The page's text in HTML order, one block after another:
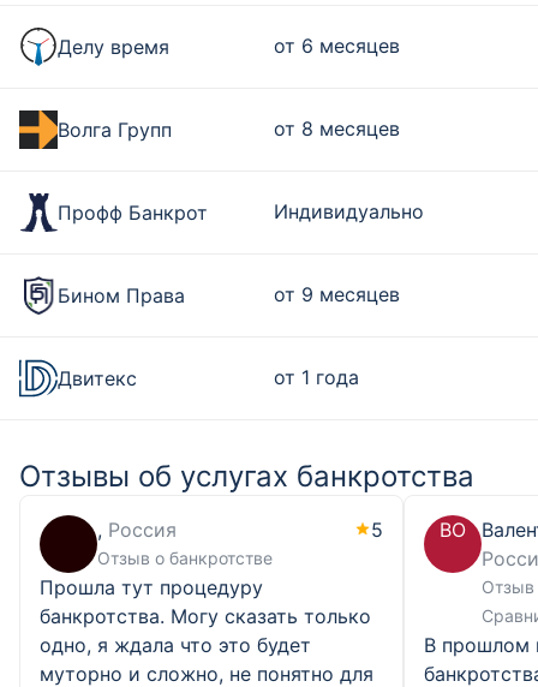
Делу время от 6 месяцев
Волга Групп от 8 месяцев
Профф Банкрот Индивидуально
Бином Права от 9 месяцев
Двитекс от 1 года
Отзывы об услугах банкротства
, Россия 5
Отзыв о банкротстве
Прошла тут процедуру
банкротства. Могу сказать только
одно, я ждала что это будет
муторно и сложно, не понятно для
ВО
Отзыв
В прошлом